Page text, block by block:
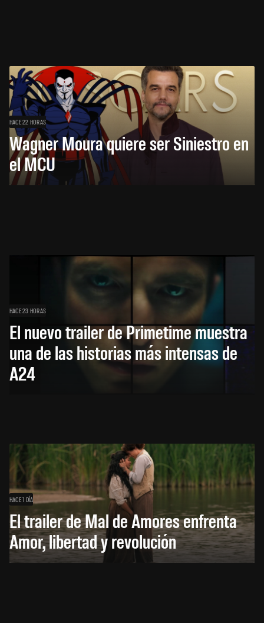
HACE 22 HORAS
Wagner Moura quiere ser Siniestro en
el MCU
HACE 23 HORAS
El nuevo trailer de Primetime muestra
una de las historias más intensas de
A24
HACE 1 DÍA
El trailer de Mal de Amores enfrenta
Amor, libertad y revolución